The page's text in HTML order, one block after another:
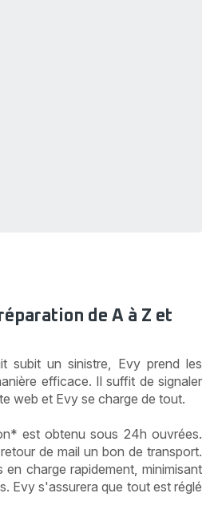
de A à Z et
subit un sinistre, Evy prend les
efficace. Il suffit de signaler
web et Evy se charge de tout.
est obtenu sous 24h ouvrées.
de mail un bon de transport.
en charge rapidement, minimisant
Evy s'assurera que tout est réglé